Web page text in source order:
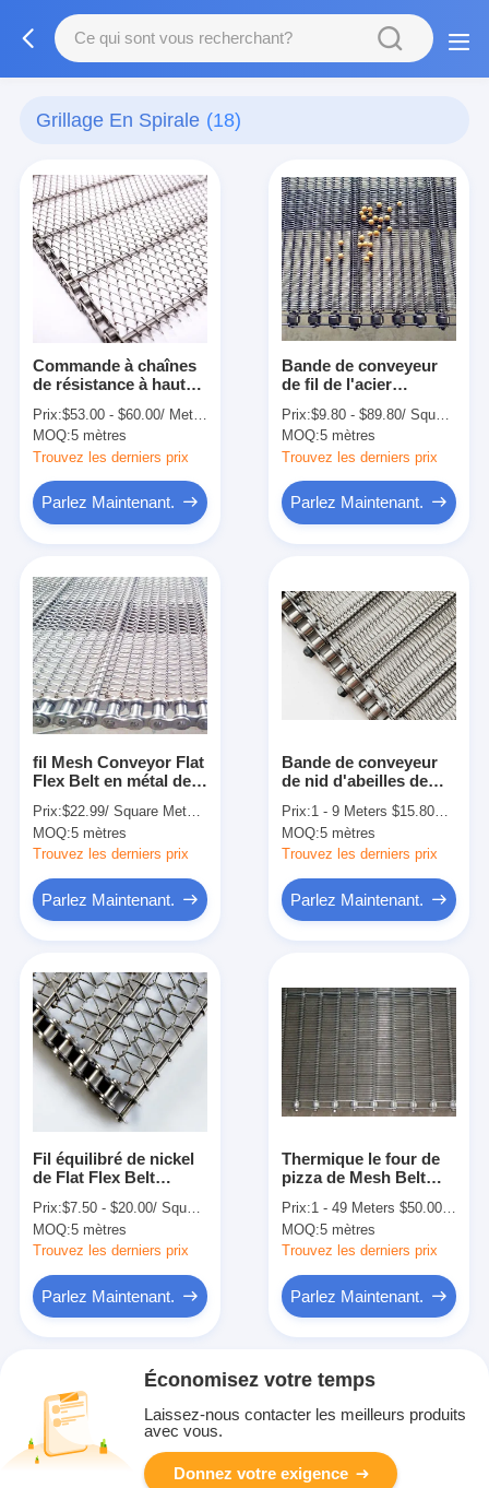
Grillage En Spirale (18)
Commande à chaînes
de résistance à hautes
Wire Mesh plat pour le
convoyeur
Prix:$53.00 - $60.00/ Meter|10 Meter/Meters(Min. Order)
MOQ:5 mètres
Trouvez les derniers prix
Parlez Maintenant.
Bande de conveyeur
de fil de l'acier
For Dryer Furnace
Conveyor
Prix:$9.80 - $89.80/ Square Meter|10 Square Meter/Square Meters(Min. Order)
MOQ:5 mètres
Trouvez les derniers prix
Parlez Maintenant.
fil Mesh Conveyor Flat
Flex Belt en métal de
chaîne
Prix:$22.99/ Square Meter 50 Square Meters(Min. Order)
MOQ:5 mètres
Trouvez les derniers prix
Parlez Maintenant.
Bande de conveyeur
de nid d'abeilles de
inoxydable en métal
d'OEM
Prix:1 - 9 Meters $15.80， 10 - 99 Meters $14.80， >=100 Meters $13.80
MOQ:5 mètres
Trouvez les derniers prix
Parlez Maintenant.
Fil équilibré de nickel
de Flat Flex Belt
convoyeur d'armure
Prix:$7.50 - $20.00/ Square Meter|30 Square Meter/Square Meters(Min. Order)
MOQ:5 mètres
Trouvez les derniers prix
Parlez Maintenant.
Thermique le four de
pizza de Mesh Belt
l'acier inoxydable 316
de la résistance 304
Prix:1 - 49 Meters $50.00， 50 - 999 Meters $45.50， >=1000 Meters $30.00
MOQ:5 mètres
Trouvez les derniers prix
Parlez Maintenant.
Économisez votre temps
Laissez-nous contacter les meilleurs produits
avec vous.
Donnez votre exigence